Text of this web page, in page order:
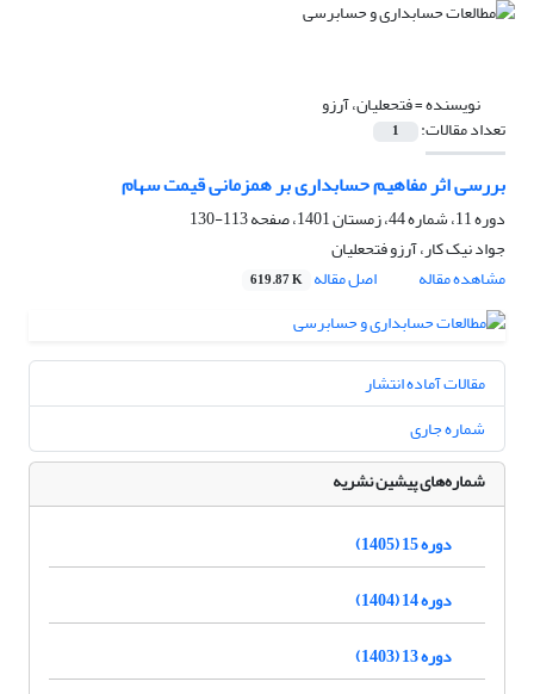
نویسنده =فتحعلیان، آرزو
تعداد مقالات: 1
بررسی اثر مفاهیم حسابداری بر همزمانی قیمت سهام
دوره 11، شماره 44، زمستان 1401، صفحه
113-130
جواد نیک کار، آرزو فتحعلیان
مشاهده مقاله
اصل مقاله 619.87 K
مقالات آماده انتشار
شماره جاری
شماره‌های پیشین نشریه
دوره 15 (1405)
دوره 14 (1404)
دوره 13 (1403)